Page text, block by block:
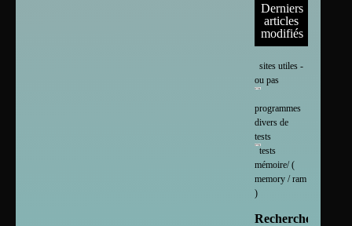
Derniers
articles
modifiés
sites utiles -
ou pas
programmes
divers de
tests
tests
mémoire/ (
memory / ram
)
Rechercher :